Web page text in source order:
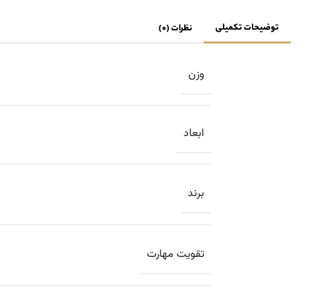
توضیحات تکمیلی نظرات (0)
وزن
ابعاد
برند
تقویت مهارت